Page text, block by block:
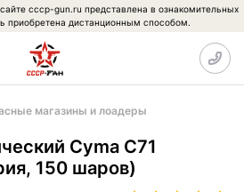
cccp-gun.ru представлена в ознакомительных
приобретена дистанционным способом.
магазины и лоадеры
Cyma C71
150 шаров)